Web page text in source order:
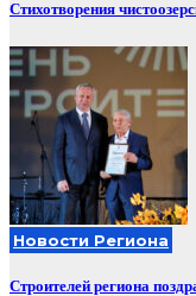
Стихотворения
Новости Региона
Строителей региона